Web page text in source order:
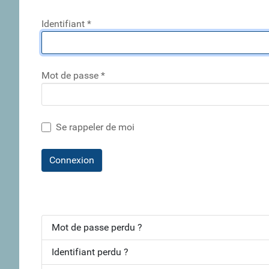
Identifiant *
Mot de passe *
Se rappeler de moi
Connexion
Mot de passe perdu ?
Identifiant perdu ?